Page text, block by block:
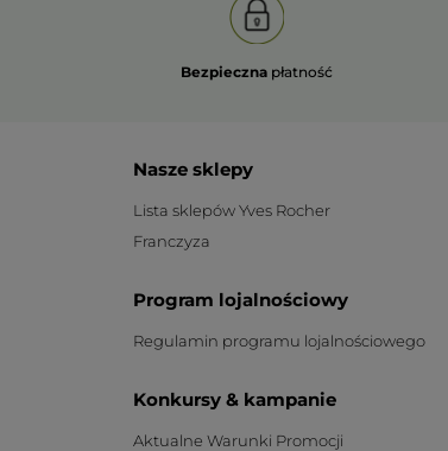
Bezpieczna płatność
Nasze sklepy
Lista sklepów Yves Rocher
Franczyza
Program lojalnościowy
Regulamin programu lojalnościowego
Konkursy & kampanie
Aktualne Warunki Promocji